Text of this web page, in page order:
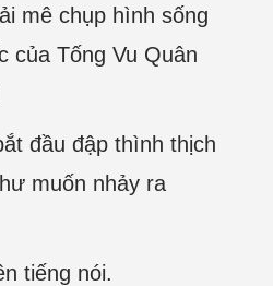
mê chụp hình sống
của Tống Vu Quân
đầu đập thình thịch
muốn nhảy ra
tiếng nói.